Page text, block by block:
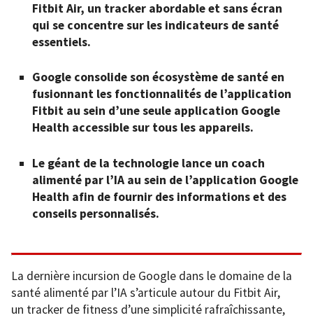
Fitbit Air, un tracker abordable et sans écran
qui se concentre sur les indicateurs de santé
essentiels.
Google consolide son écosystème de santé en
fusionnant les fonctionnalités de l’application
Fitbit au sein d’une seule application Google
Health accessible sur tous les appareils.
Le géant de la technologie lance un coach
alimenté par l’IA au sein de l’application Google
Health afin de fournir des informations et des
conseils personnalisés.
La dernière incursion de Google dans le domaine de la
santé alimenté par l’IA s’articule autour du Fitbit Air,
un tracker de fitness d’une simplicité rafraîchissante,